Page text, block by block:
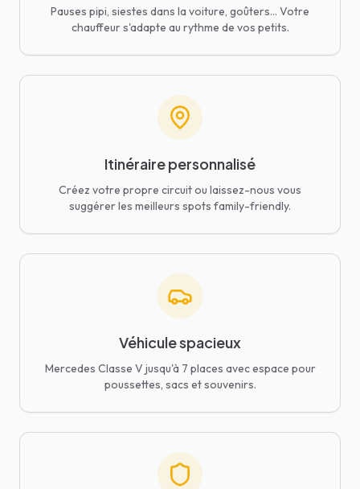
Pauses pipi, siestes dans la voiture, goûters... Votre
chauffeur s'adapte au rythme de vos petits.
Itinéraire personnalisé
Créez votre propre circuit ou laissez-nous vous
suggérer les meilleurs spots family-friendly.
Véhicule spacieux
Mercedes Classe V jusqu'à 7 places avec espace pour
poussettes, sacs et souvenirs.